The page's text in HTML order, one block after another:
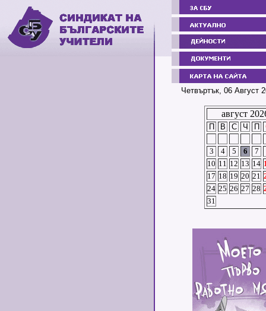
Четвъртък, 06 Август
август
П В С Ч П
3
4 5 6 7
10 11 12 13 14
17 18 19 20 21
24 25 26 27 28
31